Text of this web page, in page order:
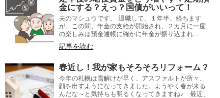
金にする？えっ？国債がいいって！
夫のマシュウです。 退職して、１年半、経ちます
が、この間、年金の支給が開始され、２カ月に一度
の楽しみは預金通帳に確かに年金が振り込まれ...
記事を読む
春近し！我が家もそろそろリフォーム？
今年の札幌は雪解けが早く、アスファルトが所々、
顔を出すようになってきました。ようやく春が来る
んだな～と気持ちも明るくなってきますね♪ 最近、